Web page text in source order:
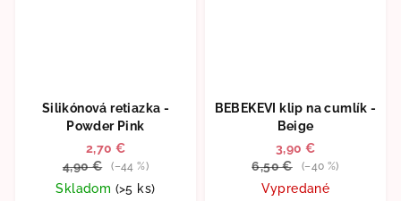
Silikónová retiazka -
Powder Pink
2,70 €
4,90 €
(–44 %)
Skladom (>5 ks)
BEBEKEVI klip na cumlík -
Beige
3,90 €
6,50 €
(–40 %)
Vypredané